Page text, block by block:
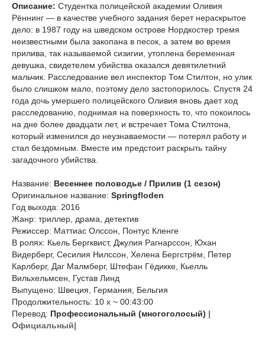
Описание: Студентка полицейской академии Оливия
Рённинг — в качестве учебного задания берет нераскрытое
дело: в 1987 году на шведском острове Нордкостер тремя
неизвестными была закопана в песок, а затем во время
прилива, так называемой сизигии, утоплена беременная
девушка, свидетелем убийства оказался девятилетний
мальчик. Расследование вел инспектор Том Стилтон, но улик
было слишком мало, поэтому дело застопорилось. Спустя 24
года дочь умершего полицейского Оливия вновь дает ход
расследованию, поднимая на поверхность то, что покоилось
на дне более двадцати лет, и встречает Тома Стилтона,
который изменился до неузнаваемости — потерял работу и
стал бездомным. Вместе им предстоит раскрыть тайну
загадочного убийства.
Название: Весеннее половодье / Прилив (1 сезон)
Оригинальное название: Springfloden
Год выхода: 2016
Жанр: триллер, драма, детектив
Режиссер: Маттиас Олссон, Понтус Кленге
В ролях: Кьель Бергквист, Джулия Рагнарссон, Юхан
Видерберг, Сесилия Нилссон, Хелена Бергстрём, Петер
Карлберг, Даг Малмберг, Штефан Гёдикке, Кьелль
Вильхельмсен, Густав Линд
Выпущено: Швеция, Германия, Бельгия
Продолжительность: 10 х ~ 00:43:00
Перевод: Профессиональный (многоголосый) |
Официальный|